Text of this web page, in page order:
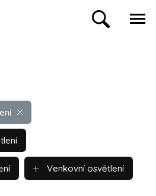
Venkovní osvětlení